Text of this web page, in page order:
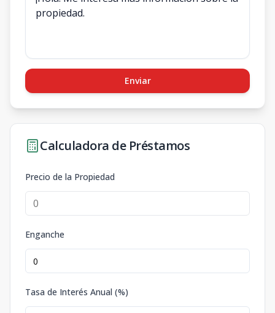
Enviar
Calculadora de Préstamos
Precio de la Propiedad
Enganche
Tasa de Interés Anual (%)